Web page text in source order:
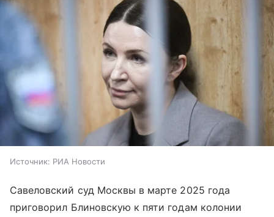
Источник: РИА Новости
Савеловский суд Москвы в марте 2025 года
приговорил Блиновскую к пяти годам колонии